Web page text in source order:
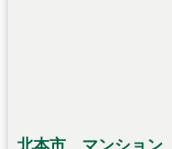
北本市 マンション